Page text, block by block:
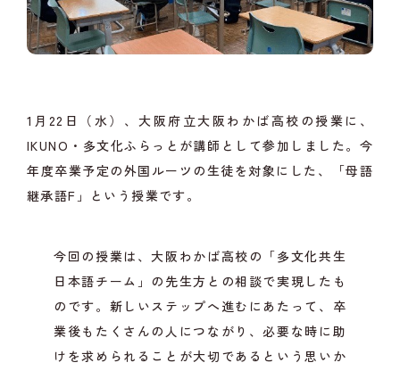
1月22日（水）、大阪府立大阪わかば高校の授業に、
IKUNO・多文化ふらっとが講師として参加しました。今
年度卒業予定の外国ルーツの生徒を対象にした、「母語
継承語F」という授業です。
今回の授業は、大阪わかば高校の「多文化共生
日本語チーム」の先生方との相談で実現したも
のです。新しいステップへ進むにあたって、卒
業後もたくさんの人につながり、必要な時に助
けを求められることが大切であるという思いか